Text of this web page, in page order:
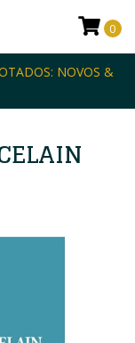
NOVOS &
0